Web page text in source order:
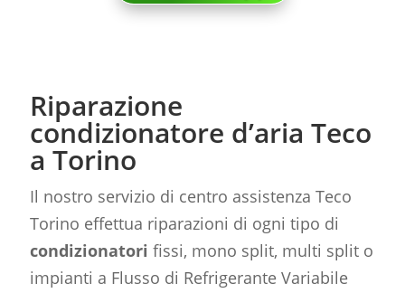
Riparazione
condizionatore d’aria Teco
a Torino
Il nostro servizio di centro assistenza Teco
Torino effettua riparazioni di ogni tipo di
condizionatori fissi, mono split, multi split o
impianti a Flusso di Refrigerante Variabile